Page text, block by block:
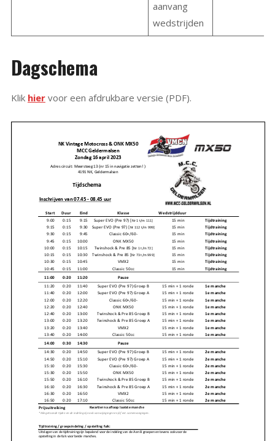
aanvang
wedstrijden
Dagschema
Klik hiervoor een afdrukbare versie (PDF).